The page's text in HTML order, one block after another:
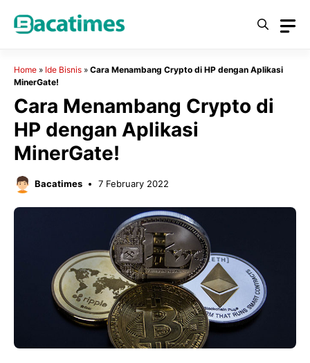
Home » Ide Bisnis » Cara Menambang Crypto di HP dengan Aplikasi
MinerGate!
Cara Menambang Crypto di
HP dengan Aplikasi
MinerGate!
Bacatimes 7 February 2022